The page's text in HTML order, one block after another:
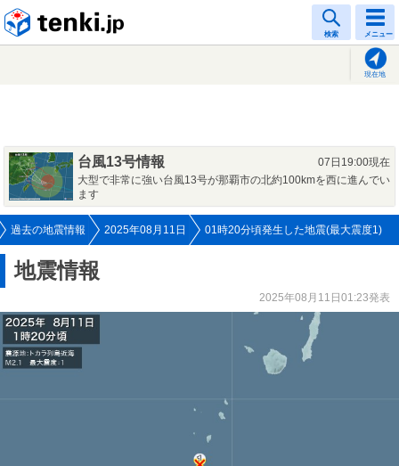
検索 メニュー
現在地
台風13号情報
07日19:00現在
大型で非常に強い台風13号が那覇市の北約100kmを西に進んでい
ます
過去の地震情報 2025年08月11日 01時20分頃発生した地震(最大震度1)
地震情報
2025年08月11日01:23発表